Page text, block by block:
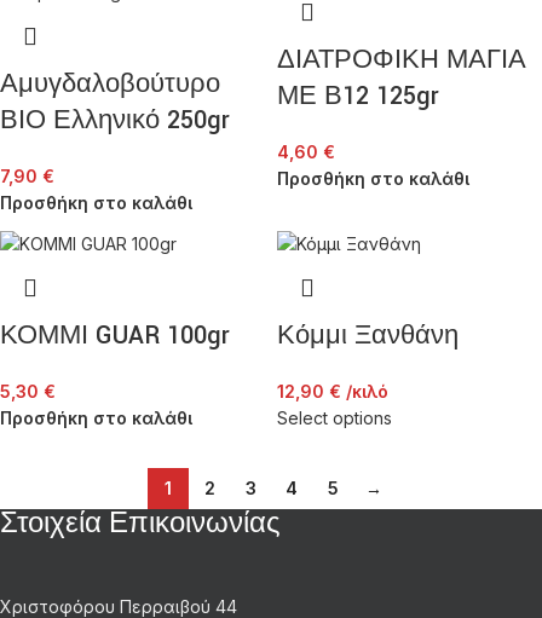
Αμυγδαλοβούτυρο
ΒΙΟ Ελληνικό 250gr
7,90 €
Προσθήκη στο καλάθι
ΔΙΑΤΡΟΦΙΚΗ ΜΑΓΙΑ
ΜΕ Β12 125gr
4,60 €
Προσθήκη στο καλάθι
ΚΟΜΜΙ GUAR 100gr
5,30 €
Προσθήκη στο καλάθι
Κόμμι Ξανθάνη
12,90 € /κιλό
Select options
1 2 3 4 5 →
Στοιχεία Επικοινωνίας
Χριστοφόρου Περραιβού 44